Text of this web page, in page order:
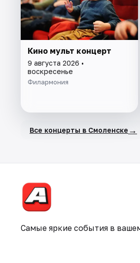
Кино мульт концерт
9 августа 2026 •
воскресенье
Филармония
Все концерты в Смоленске →
Самые яркие события в